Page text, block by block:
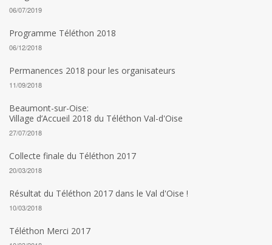
06/07/2019
Programme Téléthon 2018
06/12/2018
Permanences 2018 pour les organisateurs
11/09/2018
Beaumont-sur-Oise:
Village d’Accueil 2018 du Téléthon Val-d'Oise
27/07/2018
Collecte finale du Téléthon 2017
20/03/2018
Résultat du Téléthon 2017 dans le Val d'Oise !
10/03/2018
Téléthon Merci 2017